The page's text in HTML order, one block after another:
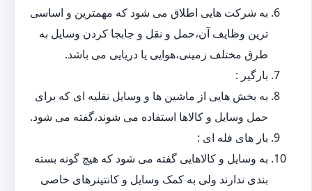
به شرکت هایی اطلاق می شود که مهمترین و اساسی
ترین وظایف آن،حمل و نقل و جابجا کردن وسایل به
طرق مختلف زمینی،هوایی یا دریایی می باشد.
بارگیر :
به بخش هایی از ماشین ها و وسایل نقلیه ای که برای
حمل وسایل و کالاها استفاده می شوند،گفته می شود.
بار های فله ای :
به وسایل و کالاهایی گفته می شود که هیچ گونه بسته
بندی ندارند ولی به کمک وسایل و کانتینرهای خاصی